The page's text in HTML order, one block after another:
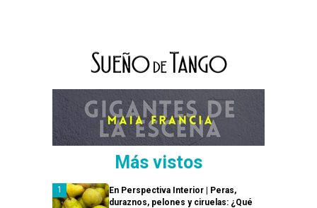
Más vistos
En Perspectiva Interior | Peras,
duraznos, pelones y ciruelas: ¿Qué